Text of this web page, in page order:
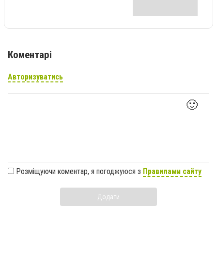
Коментарі
Авторизуватись
🙂
Розміщуючи коментар, я погоджуюся з Правилами сайту
Додати